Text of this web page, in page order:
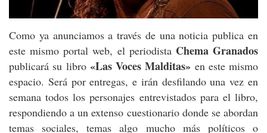
Como ya anunciamos a través de una noticia publica en
este mismo portal web, el periodista Chema Granados
publicará su libro «Las Voces Malditas» en este mismo
espacio. Será por entregas, e irán desfilando una vez en
semana todos los personajes entrevistados para el libro,
respondiendo a un extenso cuestionario donde se abordan
temas sociales, temas algo mucho más políticos o